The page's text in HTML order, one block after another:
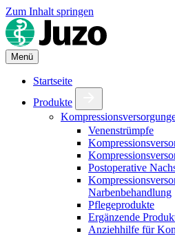
Zum Inhalt springen
Menü
Startseite
Produkte
Venenstrümpfe
Postoperative
Narbenbehandlung
Pflegeprodukte
Ergänzende
Anziehhilfe für